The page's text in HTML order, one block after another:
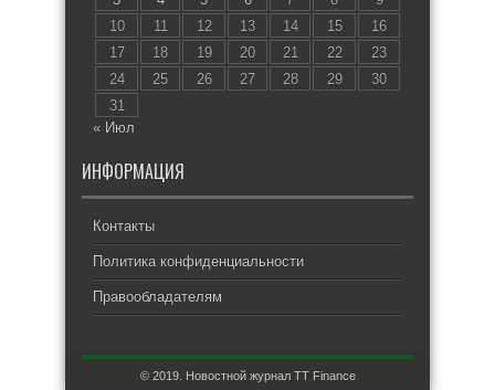
10
11 12 13 14 15
16
17
18 19 20 21 22
23
24
25 26 27 28 29
30
31
« Июл
ИНФОРМАЦИЯ
Контакты
Политика конфиденциальности
Правообладателям
© 2019. Новостной журнал TT Finance